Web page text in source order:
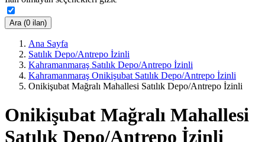
Ara (0 ilan)
Ana Sayfa
Satılık Depo/Antrepo İzinli
Kahramanmaraş Satılık Depo/Antrepo İzinli
Kahramanmaraş Onikişubat Satılık Depo/Antrepo İzinli
Onikişubat Mağralı Mahallesi Satılık Depo/Antrepo İzinli
Onikişubat Mağralı Mahallesi
Satılık Depo/Antrepo İzinli